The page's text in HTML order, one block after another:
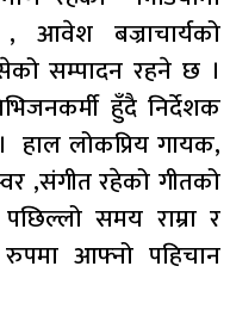
, आवेश बज्राचार्यको
सम्पादन रहने छ ।
हुँदै निर्देशक
हाल लोकप्रिय गायक,
,संगीत रहेको गीतको
समय राम्रा र
रुपमा आफ्नो पहिचान